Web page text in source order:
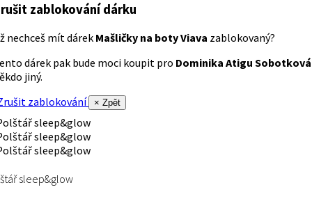
zablokování dárku
nechceš mít dárek Mašličky na boty Viava zablokovaný?
dárek pak bude moci koupit pro Dominika Atigu Sobotková
jiný.
zablokování
× Zpět
sleep&glow